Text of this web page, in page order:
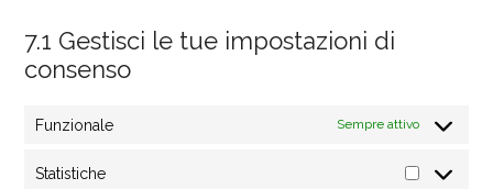
7.1 Gestisci le tue impostazioni di
consenso
Funzionale Sempre attivo
Statistiche